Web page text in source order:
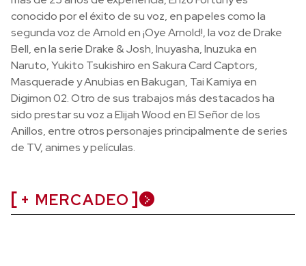
conocido por el éxito de su voz, en papeles como la
segunda voz de Arnold en ¡Oye Arnold!, la voz de Drake
Bell, en la serie Drake & Josh, Inuyasha, Inuzuka en
Naruto, Yukito Tsukishiro en Sakura Card Captors,
Masquerade y Anubias en Bakugan, Tai Kamiya en
Digimon 02. Otro de sus trabajos más destacados ha
sido prestar su voz a Elijah Wood en El Señor de los
Anillos, entre otros personajes principalmente de series
de TV, animes y películas.
+ MERCADEO